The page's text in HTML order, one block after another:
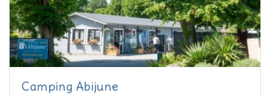
Camping Abijune